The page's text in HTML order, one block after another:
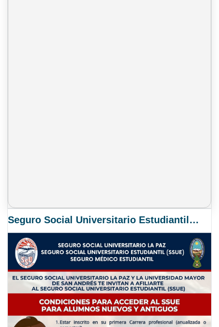
Seguro Social Universitario Estudiantil SSUE